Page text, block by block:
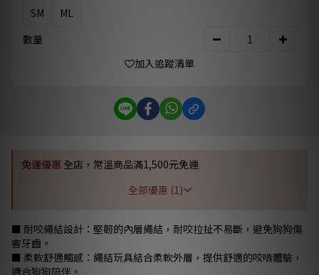
SM
ML
數量
加入追蹤清單
免運優惠 全店，常溫商品滿1,500元免運
全部優惠 (1)
■ 耐咬繩結設計：堅韌的內層繩結，耐咬拉扯不易斷，避免狗狗傷
害牙齒。
■ 柔軟舒適觸感：繩結玩具結合柔軟外層，提供舒適的咬啃體驗，
適合狗狗陪伴。